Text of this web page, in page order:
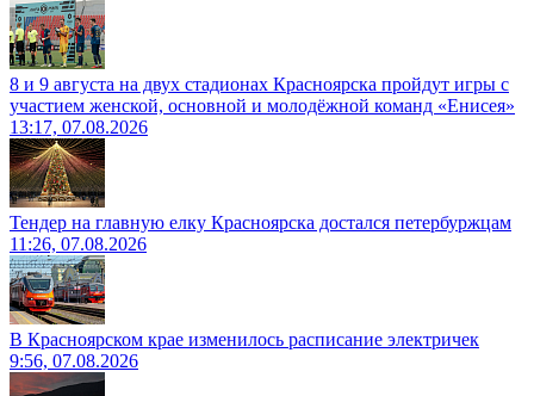
8 и 9 августа на двух стадионах Красноярска пройдут игры с
участием женской, основной и молодёжной команд «Енисея»
13:17, 07.08.2026
Тендер на главную елку Красноярска достался петербуржцам
11:26, 07.08.2026
В Красноярском крае изменилось расписание электричек
9:56, 07.08.2026